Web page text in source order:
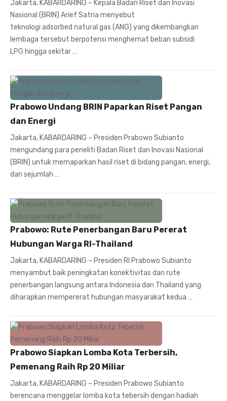
Jakarta, KABARDARING – Kepala Badan Riset dan Inovasi
Nasional (BRIN) Arief Satria menyebut
teknologi adsorbed natural gas (ANG) yang dikembangkan
lembaga tersebut berpotensi menghemat beban subsidi
LPG hingga sekitar …
Prabowo Undang BRIN Paparkan Riset Pangan
dan Energi
Jakarta, KABARDARING – Presiden Prabowo Subianto
mengundang para peneliti Badan Riset dan Inovasi Nasional
(BRIN) untuk memaparkan hasil riset di bidang pangan, energi,
dan sejumlah …
Prabowo: Rute Penerbangan Baru Pererat
Hubungan Warga RI-Thailand
Jakarta, KABARDARING – Presiden RI Prabowo Subianto
menyambut baik peningkatan konektivitas dan rute
penerbangan langsung antara Indonesia dan Thailand yang
diharapkan mempererat hubungan masyarakat kedua …
Prabowo Siapkan Lomba Kota Terbersih,
Pemenang Raih Rp 20 Miliar
Jakarta, KABARDARING – Presiden Prabowo Subianto
berencana menggelar lomba kota tebersih dengan hadiah